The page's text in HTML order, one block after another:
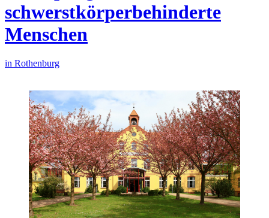
schwerstkörperbehinderte
Menschen
in Rothenburg